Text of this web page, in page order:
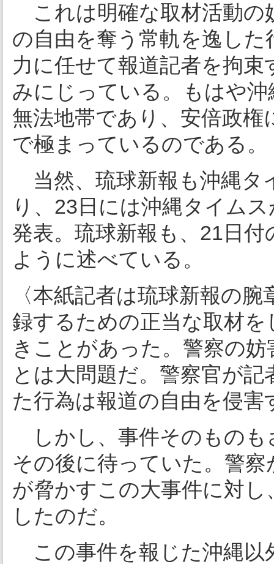
これは明確な取材活動の
の自由を奪う常軌を逸し
力に任せて報道記者を拘
みにじっている。もはや
無法地帯であり、安倍政権
で極まっているのである。
当然、琉球新報も沖縄タ
り、23日には沖縄タイム
発表。琉球新報も、21日
ように述べている。
〈本紙記者は琉球新報の
録するための正当な取材
きことがあった。警察の
とは大問題だ。警察官が
た行為は報道の自由を侵
しかし、事件そのものも
その後に待っていた。警
が脅かすこの大事件に対
したのだ。
この事件を報じた沖縄以